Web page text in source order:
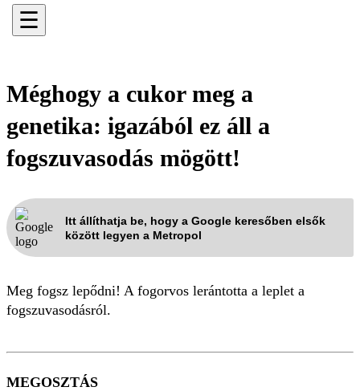
☰
Méghogy a cukor meg a
genetika: igazából ez áll a
fogszuvasodás mögött!
Itt állíthatja be, hogy a Google keresőben elsők
között legyen a Metropol
Meg fogsz lepődni! A fogorvos lerántotta a leplet a
fogszuvasodásról.
MEGOSZTÁS